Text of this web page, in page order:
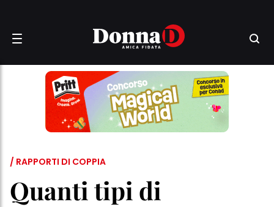
/ RAPPORTI DI COPPIA
Quanti tipi di